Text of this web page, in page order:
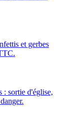
et gerbes
: sortie d'église,